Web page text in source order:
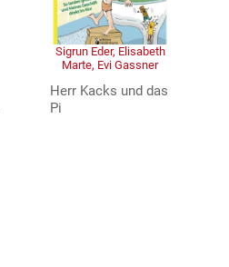
Sigrun Eder, Elisabeth
Marte, Evi Gassner
Herr Kacks und das
Pi